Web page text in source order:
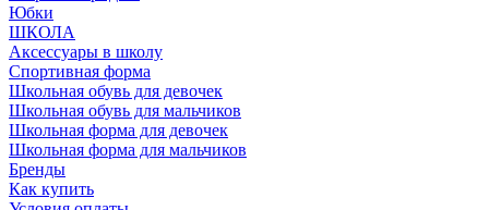
Юбки
ШКОЛА
Аксессуары в школу
Спортивная форма
Школьная обувь для девочек
Школьная обувь для мальчиков
Школьная форма для девочек
Школьная форма для мальчиков
Бренды
Как купить